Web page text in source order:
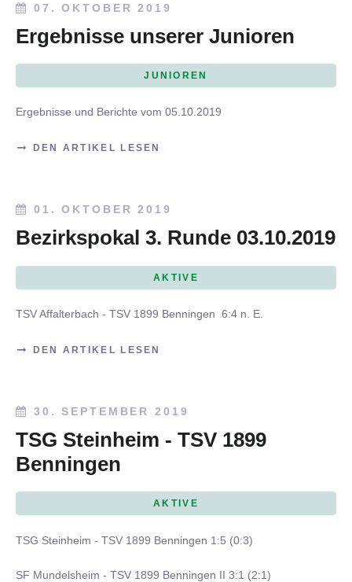
07. OKTOBER 2019
Ergebnisse unserer Junioren
JUNIOREN
Ergebnisse und Berichte vom 05.10.2019
DEN ARTIKEL LESEN
01. OKTOBER 2019
Bezirkspokal 3. Runde 03.10.2019
AKTIVE
TSV Affalterbach - TSV 1899 Benningen 6:4 n. E.
DEN ARTIKEL LESEN
30. SEPTEMBER 2019
TSG Steinheim - TSV 1899
Benningen
AKTIVE
TSG Steinheim - TSV 1899 Benningen 1:5 (0:3)
SF Mundelsheim - TSV 1899 Benningen II 3:1 (2:1)